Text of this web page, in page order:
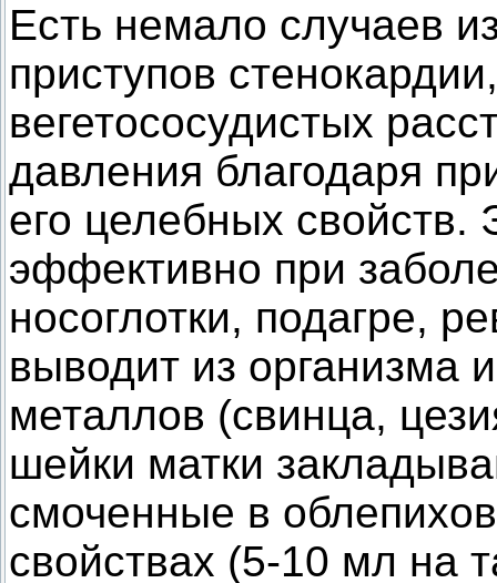
Есть немало случаев
приступов
вегетососудистых
давления благодаря
его целебных свойств.
эффективно при
носоглотки, подагре,
выводит из организма
металлов (свинца,
шейки матки
смоченные в
свойствах (5-10 мл на